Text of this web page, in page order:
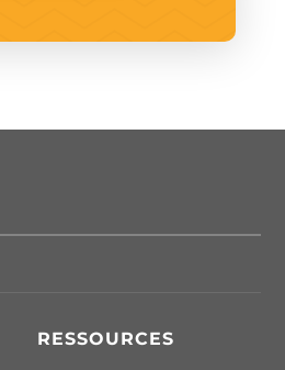
RESSOURCES